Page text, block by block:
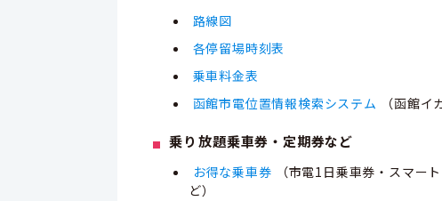
路線図
各停留場時刻表
乗車料金表
函館市電位置情報検索システム
（函館イ
乗り⁨⁩放題乗車券・定期券など
お得な乗車券
（市電1日乗車券・スマー
ど）